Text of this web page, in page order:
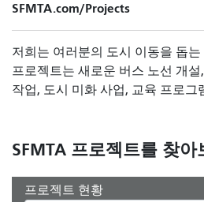
SFMTA.com/Projects
저희는 여러분의 도시 이동을 돕
프로젝트는 새로운 버스 노선 개
작업, 도시 미화 사업, 교육 프로그
SFMTA 프로젝트를 찾아
프로젝트 현황